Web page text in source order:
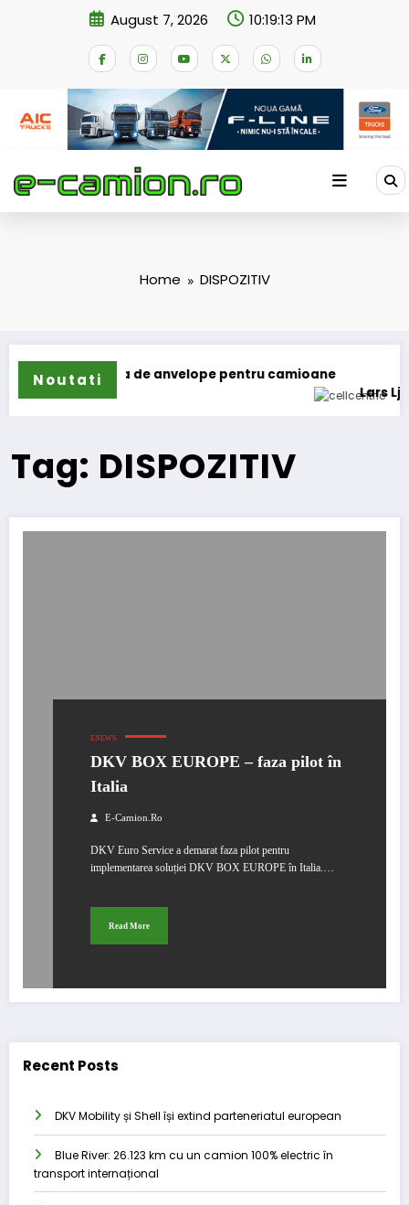
August 7, 2026 10:19:13 PM
Home DISPOZITIV
Noutati
gama de anvelope pentru camioane
Lars
Tag: DISPOZITIV
ENEWS
DKV BOX EUROPE – faza pilot în
Italia
E-Camion.ro
DKV Euro Service a demarat faza pilot pentru
implementarea soluției DKV BOX EUROPE în Italia.…
Read More
Recent Posts
DKV Mobility și Shell își extind parteneriatul european
Blue River: 26.123 km cu un camion 100% electric în
transport internațional